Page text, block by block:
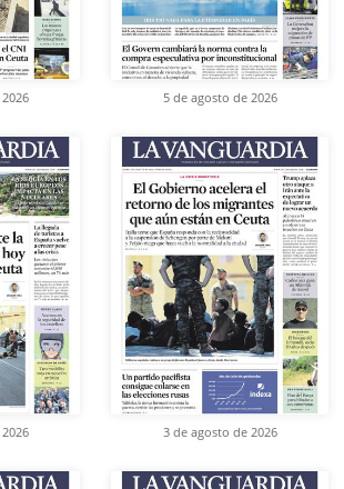
5 de agosto de 2026
3 de agosto de 2026